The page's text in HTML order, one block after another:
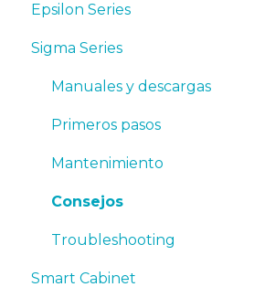
Epsilon Series
Manuales y Descargas
Primeros pasos
Mantenimiento
Consejos
Resolución de problemas
Sigma Series
Manuales y descargas
Primeros pasos
Mantenimiento
Consejos
Troubleshooting
Smart Cabinet